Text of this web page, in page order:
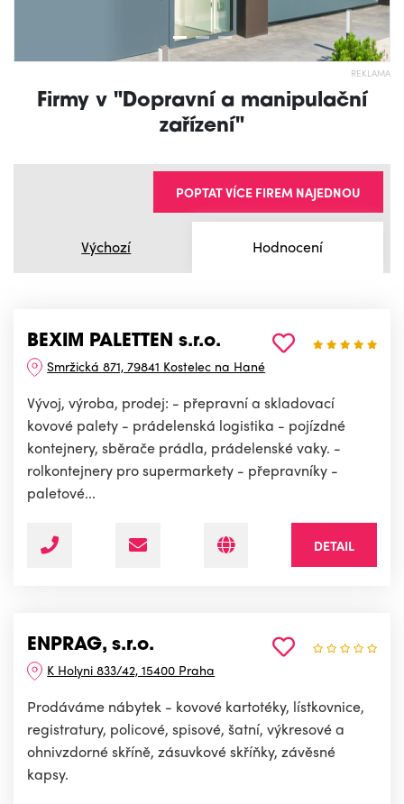
REKLAMA
Firmy v "Dopravní a manipulační
zařízení"
Výchozí Hodnocení
POPTAT VÍCE FIREM NAJEDNOU
BEXIM PALETTEN s.r.o.
Smržická 871, 79841 Kostelec na Hané
Vývoj, výroba, prodej: - přepravní a skladovací
kovové palety - prádelenská logistika - pojízdné
kontejnery, sběrače prádla, prádelenské vaky. -
rolkontejnery pro supermarkety - přepravníky -
paletové...
DETAIL
ENPRAG, s.r.o.
K Holyni 833/42, 15400 Praha
Prodáváme nábytek - kovové kartotéky, lístkovnice,
registratury, policové, spisové, šatní, výkresové a
ohnivzdorné skříně, zásuvkové skříňky, závěsné
kapsy.